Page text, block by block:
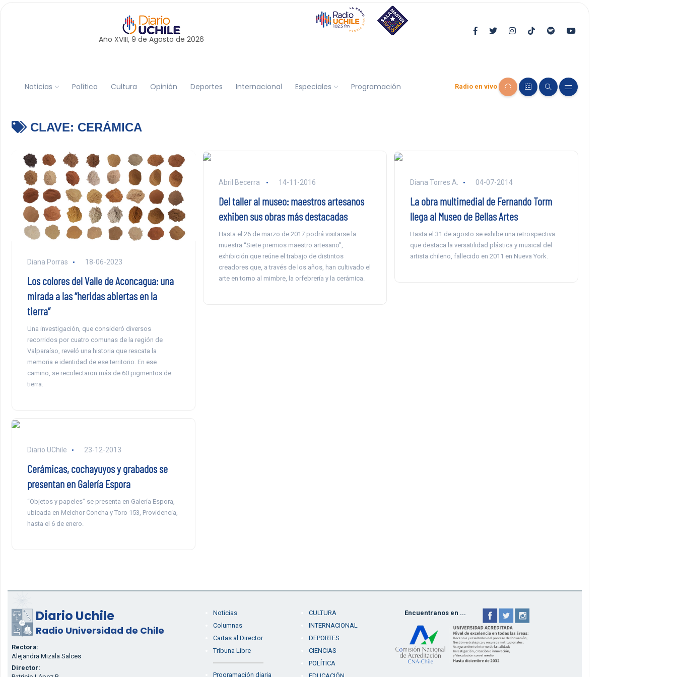
Año XVIII, 9 de Agosto de 2026
Noticias Política Cultura Opinión Deportes Internacional Especiales Programación Radio en vivo
CLAVE: CERÁMICA
Diana Porras 18-06-2023
Los colores del Valle de Aconcagua: una
mirada a las “heridas abiertas en la
tierra”
Una investigación, que consideró diversos
recorridos por cuatro comunas de la región de
Valparaíso, reveló una historia que rescata la
memoria e identidad de ese territorio. En ese
camino, se recolectaron más de 60 pigmentos de
tierra.
Abril Becerra 14-11-2016
Del taller al museo: maestros artesanos
exhiben sus obras más destacadas
Hasta el 26 de marzo de 2017 podrá visitarse la
muestra “Siete premios maestro artesano”,
exhibición que reúne el trabajo de distintos
creadores que, a través de los años, han cultivado el
arte en torno al mimbre, la orfebrería y la cerámica.
Diana Torres A. 04-07-2014
La obra multimedial de Fernando Torm
llega al Museo de Bellas Artes
Hasta el 31 de agosto se exhibe una retrospectiva
que destaca la versatilidad plástica y musical del
artista chileno, fallecido en 2011 en Nueva York.
Diario UChile 23-12-2013
Cerámicas, cochayuyos y grabados se
presentan en Galería Espora
“Objetos y papeles” se presenta en Galería Espora,
ubicada en Melchor Concha y Toro 153, Providencia,
hasta el 6 de enero.
Diario Uchile
Radio Universidad de Chile
Rectora:
Alejandra Mizala Salces
Director:
Noticias
Columnas
Cartas al Director
Tribuna Libre
Programación diaria
CULTURA
INTERNACIONAL
DEPORTES
CIENCIAS
POLÍTICA
Encuentranos en ...